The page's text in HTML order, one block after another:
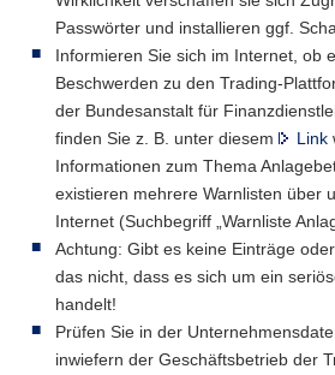
Passwörter und installieren ggf.
Informieren Sie sich im Internet, ob
Beschwerden zu den Trading-
der Bundesanstalt für
finden Sie z. B. unter diesem
Link
Informationen zum Thema
existieren mehrere Warnlisten über
Internet (Suchbegriff „Warnliste
Achtung: Gibt es keine Einträge
das nicht, dass es sich um ein
handelt!
Prüfen Sie in der
inwiefern der Geschäftsbetrieb der